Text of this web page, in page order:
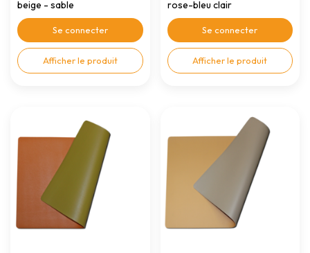
beige - sable
Se connecter
Afficher le produit
rose-bleu clair
Se connecter
Afficher le produit